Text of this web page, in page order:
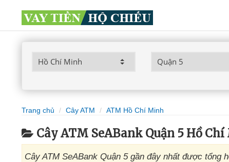
Trang chủ Cây ATM ATM Hồ Chí Minh
Cây ATM SeABank Quận 5 Hồ
Cây ATM SeABank Quận 5 gần đây nhất được tổng